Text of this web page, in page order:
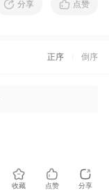
分享 点赞
正序 倒序
收藏 点赞 分享